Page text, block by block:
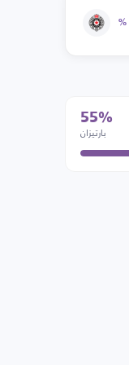
55%
بارتيزان